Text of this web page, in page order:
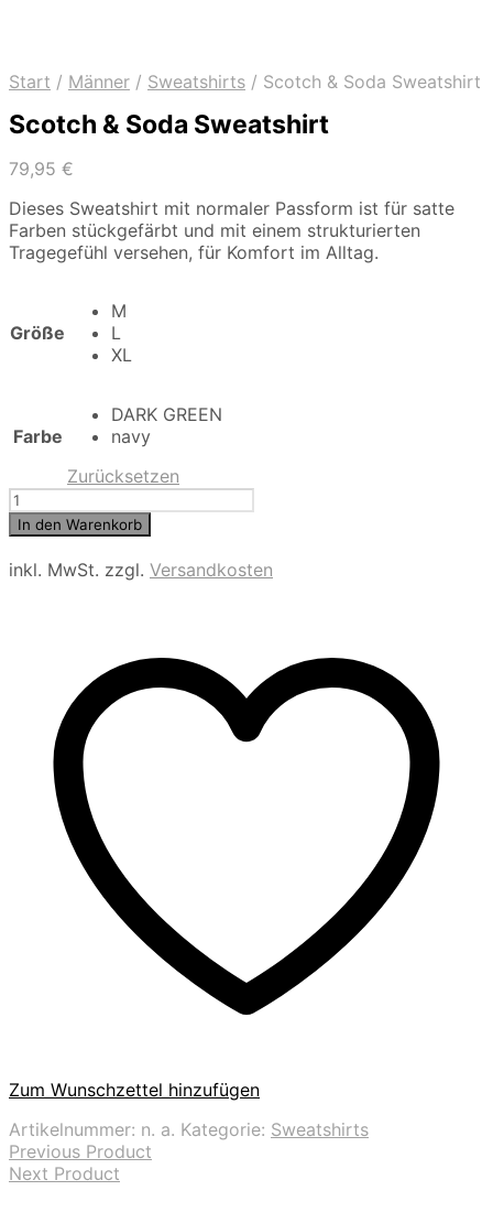
Start / Männer / Sweatshirts / Scotch & Soda Sweatshirt
Scotch & Soda Sweatshirt
79,95 €
Dieses Sweatshirt mit normaler Passform ist für satte
Farben stückgefärbt und mit einem strukturierten
Tragegefühl versehen, für Komfort im Alltag.
Größe
M
L
XL
Farbe
DARK GREEN
navy
Zurücksetzen
Scotch
&
Soda
Sweatshirt
In den Warenkorb
inkl. MwSt. zzgl. Versandkosten
Zum Wunschzettel hinzufügen
Artikelnummer: n. a. Kategorie: Sweatshirts
Previous Product
Next Product